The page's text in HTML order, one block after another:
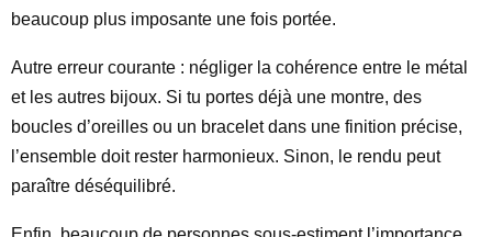
beaucoup plus imposante une fois portée.
Autre erreur courante : négliger la cohérence entre le métal
et les autres bijoux. Si tu portes déjà une montre, des
boucles d’oreilles ou un bracelet dans une finition précise,
l’ensemble doit rester harmonieux. Sinon, le rendu peut
paraître déséquilibré.